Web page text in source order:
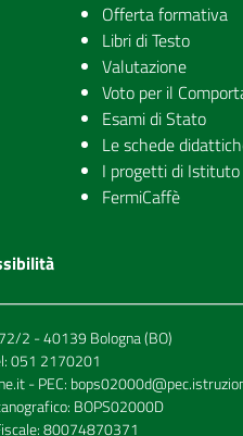
Offerta formativa
Libri di Testo
Valutazione
Voto per il
Esami di Stato
Le schede
I progetti di Istituto
FermiCaffè
2 - 40139 Bologna (BO)
051 2170201
- PEC:
BOPS02000D
80074870371